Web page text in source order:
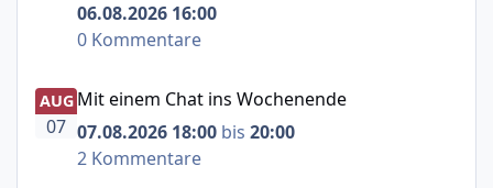
06.08.2026 16:00
0 Kommentare
Mit einem Chat ins Wochenende
AUG
07
Mit einem Chat ins Wochenende
07.08.2026 18:00 bis 20:00
2 Kommentare